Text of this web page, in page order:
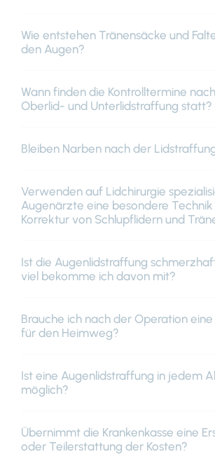
Wie entstehen Tränensäcke und
den Augen?
Wann finden die Kontrolltermine
Oberlid- und Unterlidstraffung statt?
Bleiben Narben nach der
Verwenden auf Lidchirurgie
Augenärzte eine besondere
Korrektur von Schlupflidern und
Ist die Augenlidstraffung
viel bekomme ich davon mit?
Brauche ich nach der Operation
für den Heimweg?
Ist eine Augenlidstraffung in jedem
möglich?
Übernimmt die Krankenkasse eine
oder Teilerstattung der Kosten?